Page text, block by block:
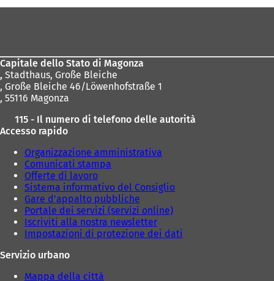
Capitale dello Stato di Magonza
, Stadthaus, Große Bleiche
, Große Bleiche 46/Löwenhofstraße 1
, 55116 Magonza
115 - Il numero di telefono delle autorità
Accesso rapido
Organizzazione amministrativa
Comunicati stampa
Offerte di lavoro
Sistema informativo del Consiglio
Gare d'appalto pubbliche
Portale dei servizi (servizi online)
Iscriviti alla nostra newsletter
Impostazioni di protezione dei dati
Servizio urbano
Mappa della città